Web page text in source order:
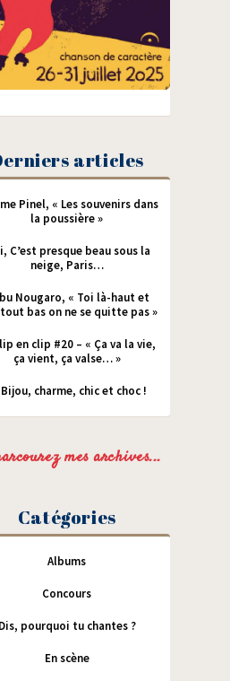
articles
Pinel, « Les souvenirs dans
la poussière »
C’est presque beau sous la
neige, Paris…
Nougaro, « Toi là-haut et
bas on ne se quitte pas »
en clip #20 – « Ça va la vie,
ça vient, ça valse… »
Bijou, charme, chic et choc !
mes archives...
Catégories
Albums
Concours
Dis, pourquoi tu chantes ?
En scène